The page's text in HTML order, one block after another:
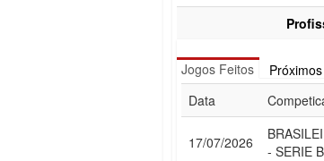
Jogos Feitos
Data
17/07/2026
- SERIE B